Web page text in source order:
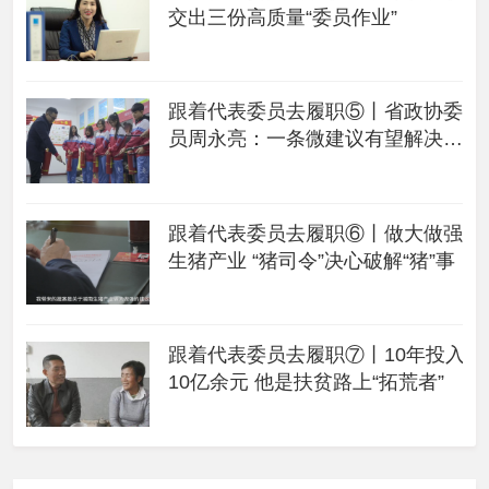
交出三份高质量“委员作业”
跟着代表委员去履职⑤丨省政协委
员周永亮：一条微建议有望解决手
跟着代表委员去履职⑥丨做大做强
生猪产业 “猪司令”决心破解“猪”事
跟着代表委员去履职⑦丨10年投入
10亿余元 他是扶贫路上“拓荒者”